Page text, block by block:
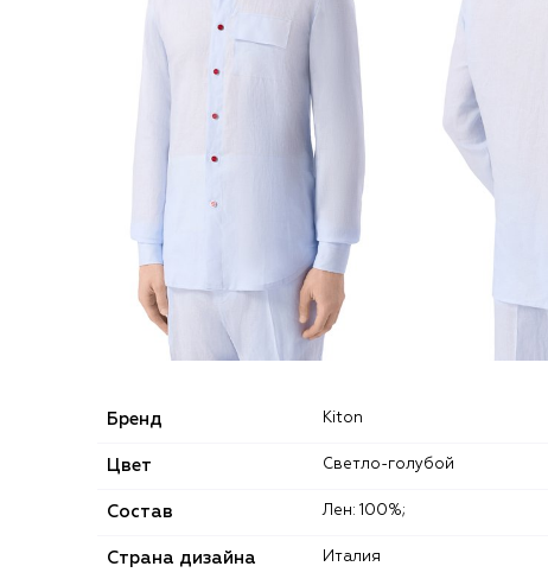
Бренд Kiton
Цвет Светло-голубой
Состав Лен: 100%;
Страна дизайна Италия